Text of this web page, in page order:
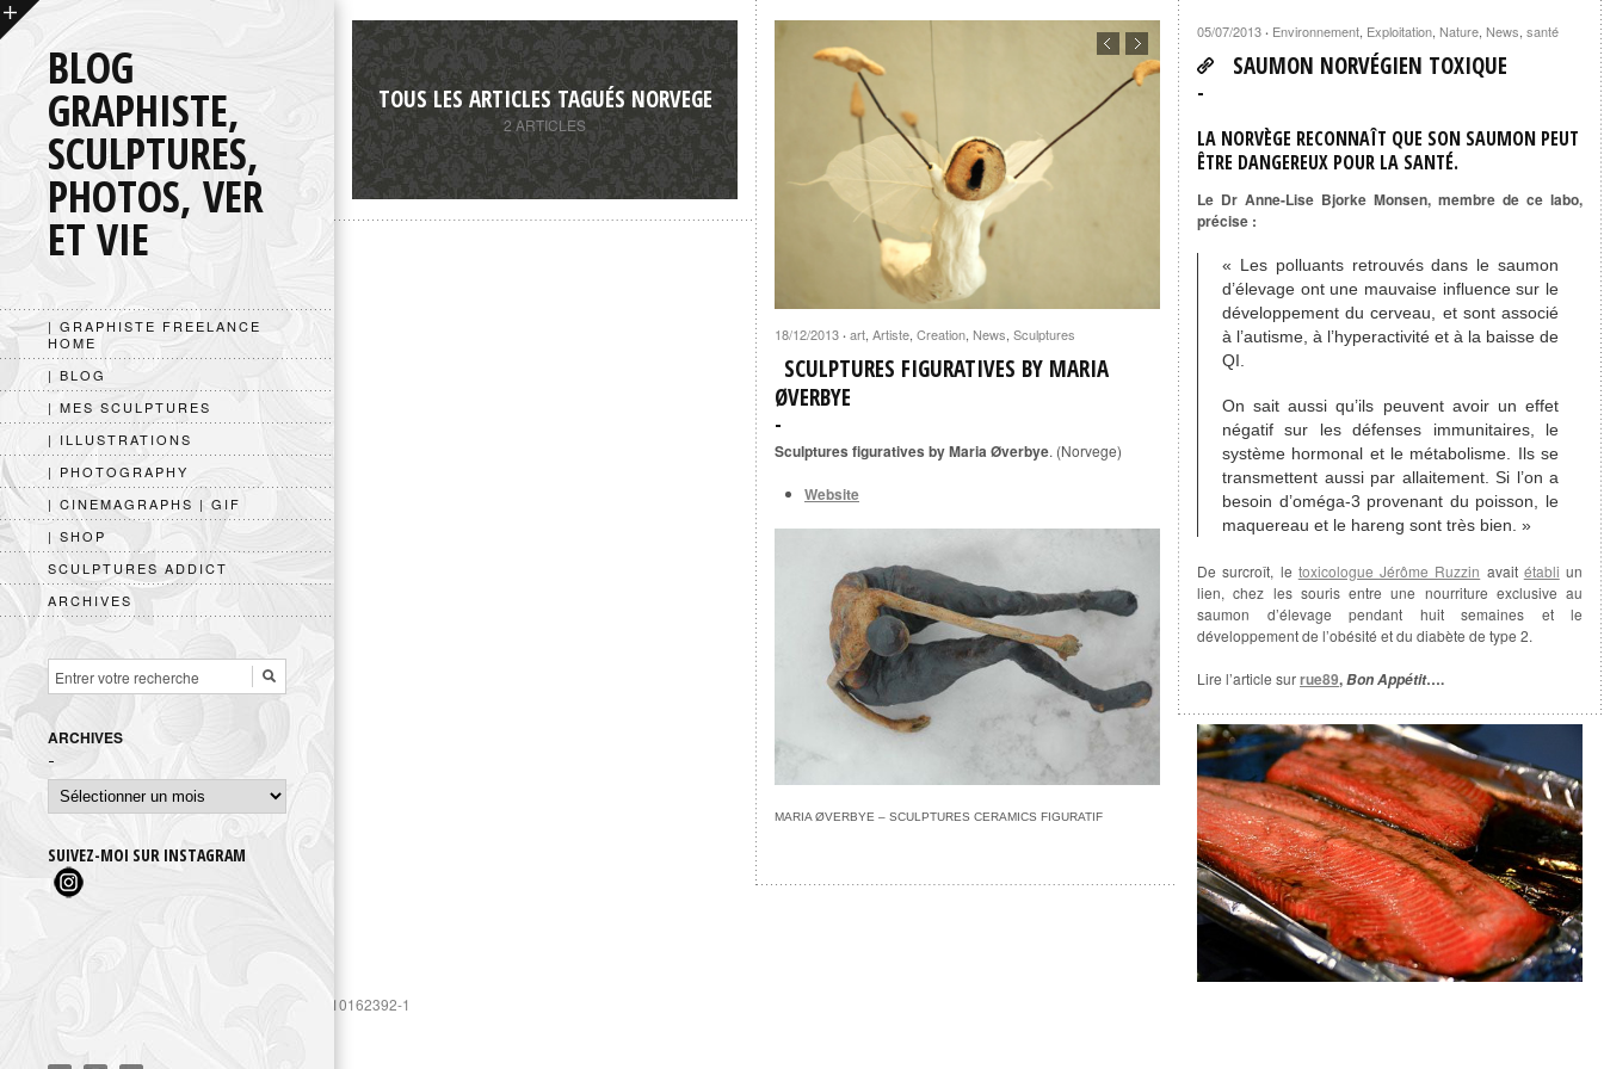
BLOG
GRAPHISTE,
SCULPTURES,
PHOTOS, VER
ET VIE
| GRAPHISTE FREELANCE
HOME
| BLOG
| MES SCULPTURES
| ILLUSTRATIONS
| PHOTOGRAPHY
| CINEMAGRAPHS | GIF
| SHOP
SCULPTURES ADDICT
ARCHIVES
ARCHIVES
Archives
SUIVEZ-MOI SUR INSTAGRAM
TOUS LES ARTICLES TAGUÉS NORVEGE
2 ARTICLES
18/12/2013 · art, Artiste, Creation, News, Sculptures
SCULPTURES FIGURATIVES BY MARIA
ØVERBYE
Sculptures figuratives by Maria Øverbye. (Norvege)
Website
MARIA ØVERBYE – SCULPTURES CERAMICS FIGURATIF
05/07/2013 · Environnement, Exploitation, Nature, News, santé
SAUMON NORVÉGIEN TOXIQUE
LA NORVÈGE RECONNAÎT QUE SON SAUMON PEUT
ÊTRE DANGEREUX POUR LA SANTÉ.
Le Dr Anne-Lise Bjorke Monsen, membre de ce labo,
précise :
« Les polluants retrouvés dans le saumon
d’élevage ont une mauvaise influence sur le
développement du cerveau, et sont associé
à l’autisme, à l’hyperactivité et à la baisse de
QI.
On sait aussi qu’ils peuvent avoir un effet
négatif sur les défenses immunitaires, le
système hormonal et le métabolisme. Ils se
transmettent aussi par allaitement. Si l’on a
besoin d’oméga-3 provenant du poisson, le
maquereau et le hareng sont très bien. »
De surcroît, le toxicologue Jérôme Ruzzin avait établi un
lien, chez les souris entre une nourriture exclusive au
saumon d’élevage pendant huit semaines et le
développement de l’obésité et du diabète de type 2.
Lire l’article surrue89,Bon Appétit….
https://www.googletagmanager.com/gtag/js?id=UA-10162392-1